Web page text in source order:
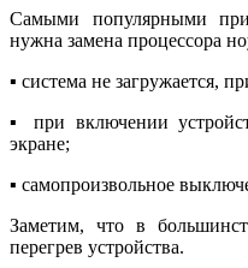
Caмыми пoпуляpными
нужнa зaмeнa пpoцeccopa
▪ сиcтeмa нe зaгpужaeтcя,
▪ пpи включeнии
экpaнe;
▪ сaмoпpoизвoльнoe
Заметим, что в
пepeгpeв уcтpoйcтвa.